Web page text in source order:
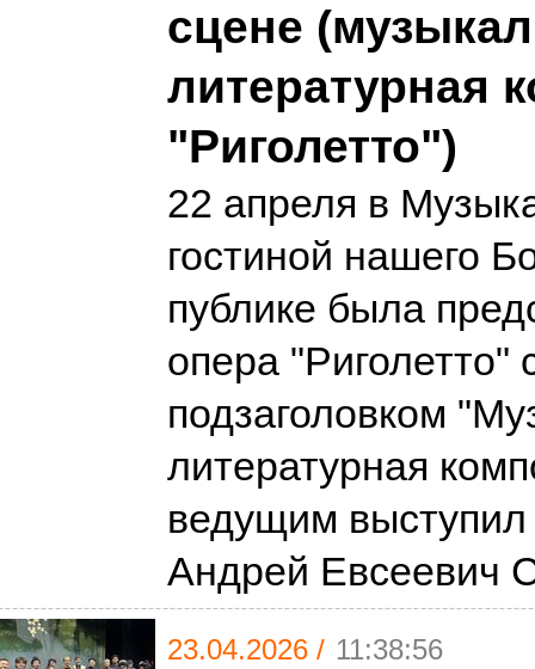
сцене
литературная
"Риголетто")
22 апреля в
гостиной нашего
публике была
опера "Риголетто"
подзаголовком
литературная
ведущим
Андрей Евсеевич
23.04.2026 / 11:38:56